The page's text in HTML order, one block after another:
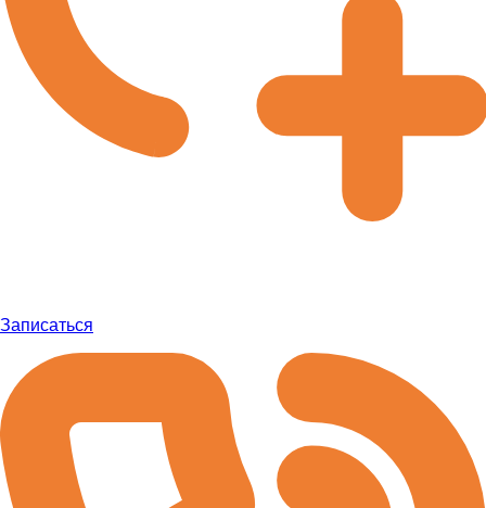
Записаться